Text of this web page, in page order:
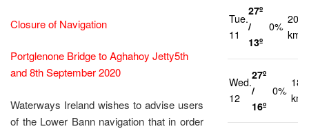
Closure of Navigation
Portglenone Bridge to Aghahoy Jetty5th
and 8th September 2020
Waterways Ireland wishes to advise users
of the Lower Bann navigation that in order
Tue.
11
27º
/
13º
0%
20
km/h
Wed.
12
27º
/
16º
0%
18